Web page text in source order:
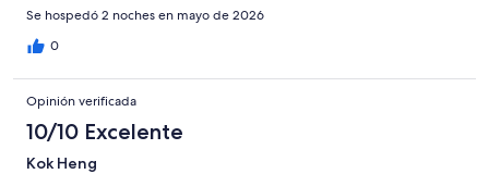
Se hospedó 2 noches en mayo de 2026
0
Opinión verificada
10/10 Excelente
Kok Heng